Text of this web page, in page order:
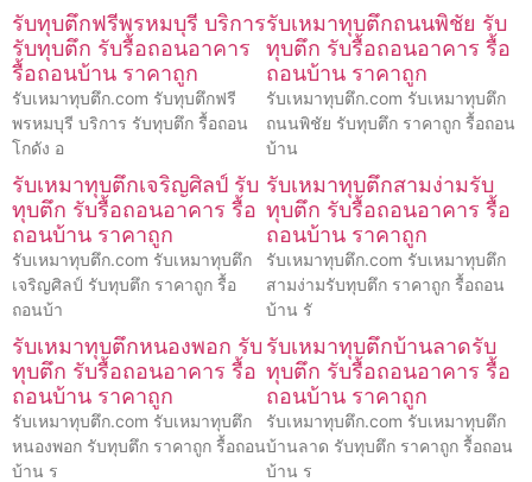
รับทุบตึกฟรีพรหมบุรี บริการ
รับทุบตึก รับรื้อถอนอาคาร
รื้อถอนบ้าน ราคาถูก
รับเหมาทุบตึก.com รับทุบตึกฟรี
พรหมบุรี บริการ รับทุบตึก รื้อถอน
โกดัง อ
รับเหมาทุบตึกถนนพิชัย รับ
ทุบตึก รับรื้อถอนอาคาร รื้อ
ถอนบ้าน ราคาถูก
รับเหมาทุบตึก.com รับเหมาทุบตึก
ถนนพิชัย รับทุบตึก ราคาถูก รื้อถอน
บ้าน
รับเหมาทุบตึกเจริญศิลป์ รับ
ทุบตึก รับรื้อถอนอาคาร รื้อ
ถอนบ้าน ราคาถูก
รับเหมาทุบตึก.com รับเหมาทุบตึก
เจริญศิลป์ รับทุบตึก ราคาถูก รื้อ
ถอนบ้า
รับเหมาทุบตึกสามง่ามรับ
ทุบตึก รับรื้อถอนอาคาร รื้อ
ถอนบ้าน ราคาถูก
รับเหมาทุบตึก.com รับเหมาทุบตึก
สามง่ามรับทุบตึก ราคาถูก รื้อถอน
บ้าน รั
รับเหมาทุบตึกหนองพอก รับ
ทุบตึก รับรื้อถอนอาคาร รื้อ
ถอนบ้าน ราคาถูก
รับเหมาทุบตึก.com รับเหมาทุบตึก
หนองพอก รับทุบตึก ราคาถูก รื้อถอน
บ้าน ร
รับเหมาทุบตึกบ้านลาดรับ
ทุบตึก รับรื้อถอนอาคาร รื้อ
ถอนบ้าน ราคาถูก
รับเหมาทุบตึก.com รับเหมาทุบตึก
บ้านลาด รับทุบตึก ราคาถูก รื้อถอน
บ้าน ร